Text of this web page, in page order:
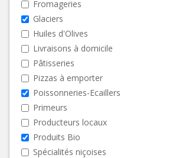
Fromageries
Glaciers
Huiles d'Olives
Livraisons à domicile
Pâtisseries
Pizzas à emporter
Poissonneries-Ecaillers
Primeurs
Producteurs locaux
Produits Bio
Spécialités niçoises